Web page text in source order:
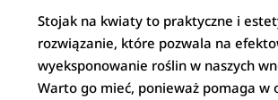
Stojak na kwiaty to praktyczne i
rozwiązanie, które pozwala na
wyeksponowanie roślin w naszych
Warto go mieć, ponieważ pomaga w